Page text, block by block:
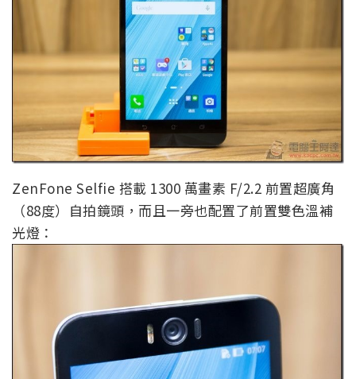
ZenFone Selfie 搭載 1300 萬畫素 F/2.2 前置超廣角
（88度）自拍鏡頭，而且一旁也配置了前置雙色溫補
光燈：